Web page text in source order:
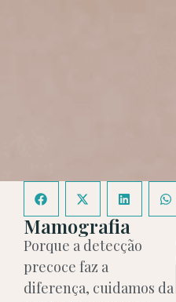
Mamografia
Porque a detecção
precoce faz a
diferença, cuidamos da